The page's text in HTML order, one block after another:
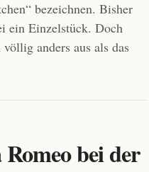
bezeichnen. Bisher
ein Einzelstück. Doch
anders aus als das
bei der